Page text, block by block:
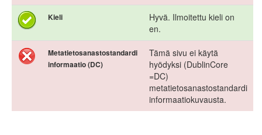
Kieli
Hyvä. Ilmoitettu kieli on
en.
Metatietosanastostandardi
informaatio (DC)
Tämä sivu ei käytä
hyödyksi (DublinCore
=DC)
metatietosanastostandardi
informaatiokuvausta.